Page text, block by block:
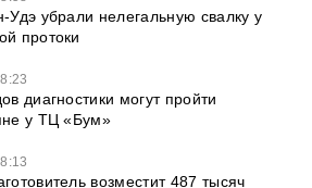
Удэ убрали нелегальную свалку у
протоки
диагностики могут пройти
у ТЦ «Бум»
возместит 487 тысяч